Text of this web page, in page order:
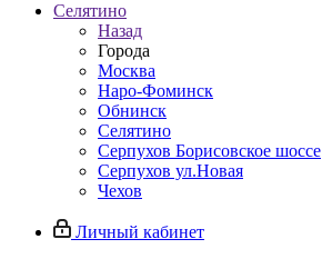
Селятино
Назад
Города
Москва
Наро-Фоминск
Обнинск
Селятино
Серпухов Борисовское шоссе
Серпухов ул.Новая
Чехов
Личный кабинет